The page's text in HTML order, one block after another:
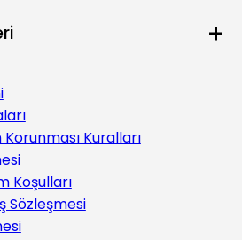
Kuralları
Koşulları
Sözleşmesi